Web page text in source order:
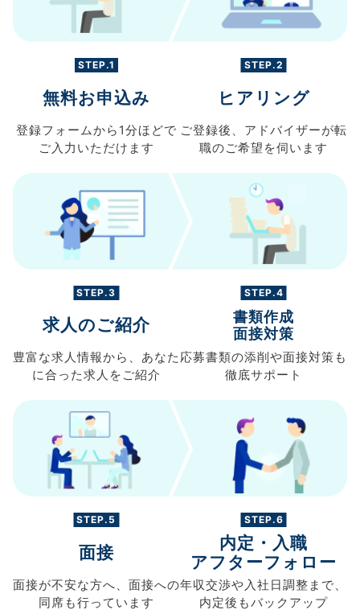
STEP.1
無料お申込み
登録フォームから 1分ほどで
ご入力 いただけます
STEP.2
ヒアリング
ご登録後、 アドバイザーが転
職のご希望を伺います
STEP.3
求人のご紹介
豊富な求人情報から、 あなた
に合った求人を ご紹介
STEP.4
書類作成
面接対策
応募書類の添削や面接対策も
徹底サポート
STEP.5
面接
面接が不安な方へ、 面接への
同席も行っています
STEP.6
内定・入職
アフターフォロー
年収交渉や入社日調整まで、
内定後もバックアップ